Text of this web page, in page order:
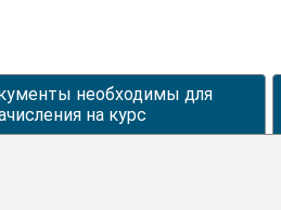
необходимы для
на курс